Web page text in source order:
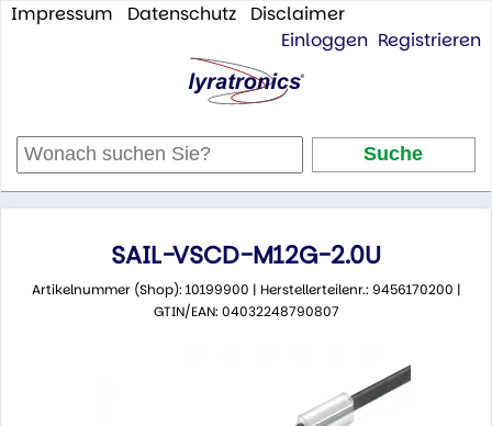
Impressum Datenschutz
Disclaimer
Einloggen Registrieren
SAIL-VSCD-M12G-2.0U
Artikelnummer (Shop): 10199900 | Herstellerteilenr.: 9456170200 |
GTIN/EAN: 04032248790807